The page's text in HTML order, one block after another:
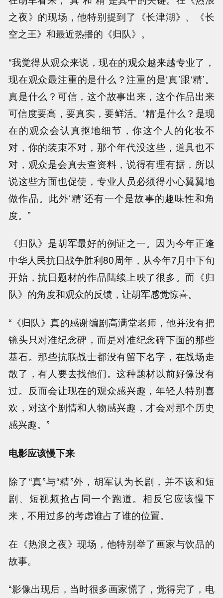
之夜》的现场，他特别提到了《长津湖》、《长
空之王》和最近热播的《归队》。
“我觉得从观众来说，现在的观众越来越专业了，
现在观众最注重的是什么？注重的是‘真’跟‘精’。
真是什么？可信，这个故事出来，这个作品出来
可信度要高，要真实，要鲜活。‘精’是什么？是现
在的观众会认真抠地细节，你这个人的化妆不
对，你的装束不对，那个年代没这些，道具也不
对，观众是会真去查资料，说得有理有据，所以
说这些方面也促使，专业人员必须得小心翼翼地
做作品。此外‘精’还有一个是故事的趣味性和角
度。”
《归队》是胡军最好的例证之一。因为今年正逢
中华人民抗日战争胜利80周年，从今年7月中下旬
开始，抗日题材的作品陆续上映了很多。而《归
队》的角度和观众的反馈，让胡军感觉惊喜。
“《归队》真的感谢编剧高满堂老师，他并没有把
镜头只对准纪念碑，而是对准纪念碑下面的那些
基石。那些抗联战士都没有留下名字，在战场走
散了，有人要去找他们。这种题材以前好像没有
过。反而会让现在的观众感兴趣，年轻人特别喜
欢，对这个剧情和人物感兴趣，才会对那个历史
感兴趣。”
电影应该慢下来
除了“真”与“精”外，胡军认为长剧，并不该和短
剧、短视频抢占同一个跑道。相反它应该慢下
来，不用过多的考虑谁占了谁的位置。
在《热浪之夜》现场，他特别举了画家与饮品的
故事。
“影像出现后，当时很多画家慌了，觉得完了，电